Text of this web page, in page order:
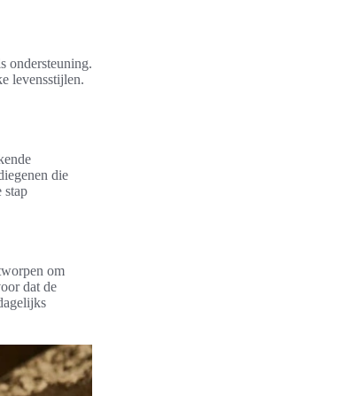
ondersteuning.
levensstijlen.
die
stap
om
dat de